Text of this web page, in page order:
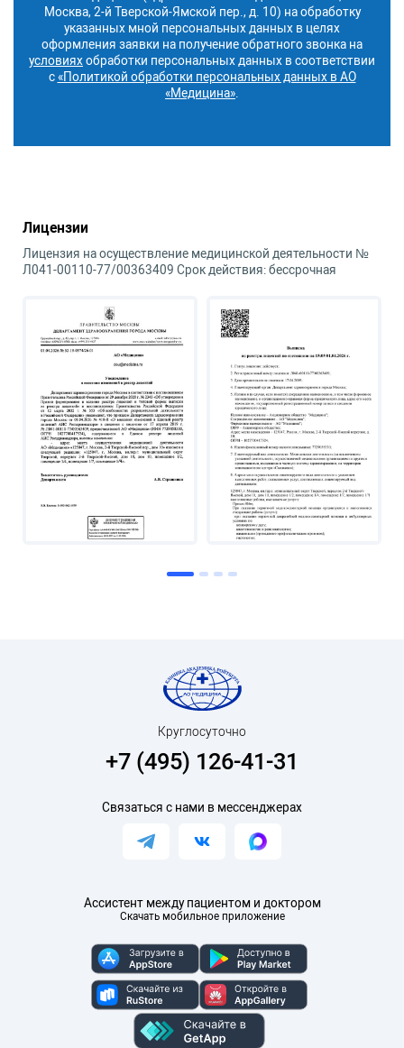
Москва, 2-й Тверской-Ямской пер., д. 10) на обработку
указанных мной персональных данных в целях
оформления заявки на получение обратного звонка на
условияхобработки персональных данных в соответствии
с«Политикой обработки персональных данных в АО
«Медицина».
Лицензии
Лицензия на осуществление медицинской деятельности №
Л041-00110-77/00363409 Срок действия: бессрочная
Ассистент между пациентом и доктором
Скачать мобильное приложение
Круглосуточно
+7 (495) 126-41-31
Связаться с нами в мессенджерах